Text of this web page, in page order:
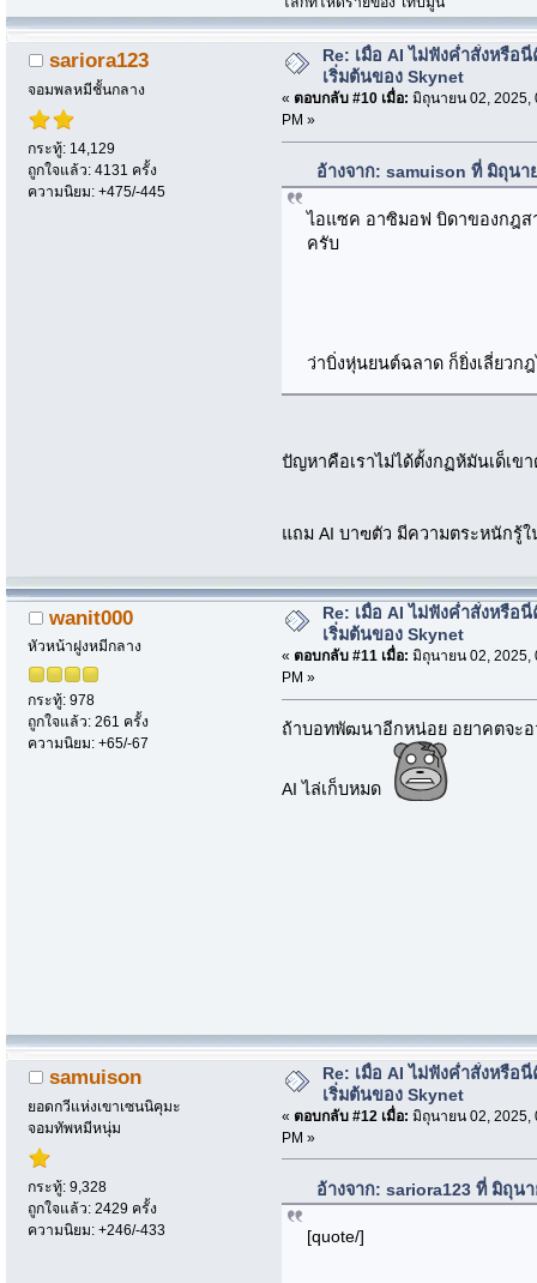
sariora123
จอมพลหมีชั้นกลาง
กระทู้: 14,129
ถูกใจแล้ว: 4131 ครั้ง
ความนิยม: +475/-445
Re: เมื่อ AI ไม่ฟังค่ำสั่งหรือ
เริ่มต้นของ Skynet
« ตอบกลับ #10 เมื่อ: มิถุนายน 02, 2025,
PM »
อ้างจาก: samuison ที่ มิถุนา
ไอแซค อาซิมอฟ บิดาของกฎส
ครับ
ว่าบิ่งหุ่นยนต์ฉลาด ก็ยิ่งเลี่ยวก
ปัญหาคือเราไม่ได้ตั้งกฏห้มันเด็เข
แถม AI บาฃตัว มีความตระหนักรู้
wanit000
หัวหน้าฝูงหมีกลาง
กระทู้: 978
ถูกใจแล้ว: 261 ครั้ง
ความนิยม: +65/-67
Re: เมื่อ AI ไม่ฟังค่ำสั่งหรือ
เริ่มต้นของ Skynet
« ตอบกลับ #11 เมื่อ: มิถุนายน 02, 2025,
PM »
ถ้าบอทพัฒนาอีกหน่อย อยาคตจะ
AI ไล่เก็บหมด
samuison
ยอดกวีแห่งเขาเซนนิคุมะ
จอมทัพหมีหนุ่ม
กระทู้: 9,328
ถูกใจแล้ว: 2429 ครั้ง
ความนิยม: +246/-433
Re: เมื่อ AI ไม่ฟังค่ำสั่งหรือ
เริ่มต้นของ Skynet
« ตอบกลับ #12 เมื่อ: มิถุนายน 02, 2025,
PM »
อ้างจาก: sariora123 ที่ มิถุน
[quote/]